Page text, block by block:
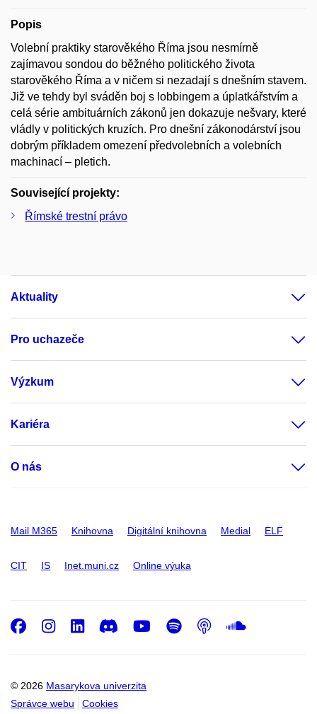
Popis
Volební praktiky starověkého Říma jsou nesmírně
zajímavou sondou do běžného politického života
starověkého Říma a v ničem si nezadají s dnešním stavem.
Již ve tehdy byl sváděn boj s lobbingem a úplatkářstvím a
celá série ambituárních zákonů jen dokazuje nešvary, které
vládly v politických kruzích. Pro dnešní zákonodárství jsou
dobrým příkladem omezení předvolebních a volebních
machinací – pletich.
Související projekty:
Římské trestní právo
Aktuality
Pro uchazeče
Výzkum
Kariéra
O nás
Mail M365 Knihovna Digitální knihovna Medial ELF
CIT IS Inet.muni.cz Online výuka
© 2026 Masarykova univerzita
Správce webu
Cookies
Facebook
Instagram
LinkedIn
DiscordYoutube
Spotify
Podcast